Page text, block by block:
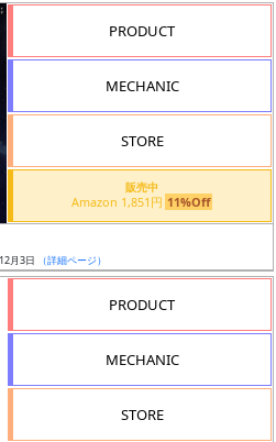
PRODUCT
MECHANIC
STORE
販売中
Amazon 1,851円 11%Off
月3日 （詳細ページ）
PRODUCT
MECHANIC
STORE